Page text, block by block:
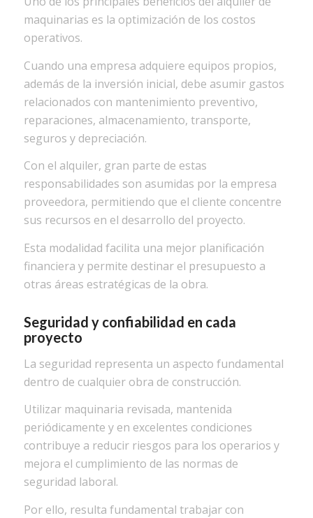
maquinarias es la optimización de los costos
operativos.
Cuando una empresa adquiere equipos propios,
además de la inversión inicial, debe asumir gastos
relacionados con mantenimiento preventivo,
reparaciones, almacenamiento, transporte,
seguros y depreciación.
Con el alquiler, gran parte de estas
responsabilidades son asumidas por la empresa
proveedora, permitiendo que el cliente concentre
sus recursos en el desarrollo del proyecto.
Esta modalidad facilita una mejor planificación
financiera y permite destinar el presupuesto a
otras áreas estratégicas de la obra.
Seguridad y confiabilidad en cada
proyecto
La seguridad representa un aspecto fundamental
dentro de cualquier obra de construcción.
Utilizar maquinaria revisada, mantenida
periódicamente y en excelentes condiciones
contribuye a reducir riesgos para los operarios y
mejora el cumplimiento de las normas de
seguridad laboral.
Por ello, resulta fundamental trabajar con